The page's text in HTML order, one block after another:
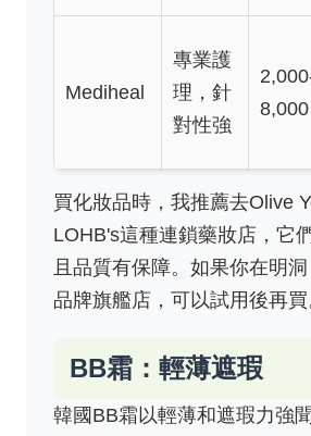
Mediheal
專業護
理，針
對性強
8,000
買化妝品時，我推薦去Olive
LOHB's這種連鎖藥妝店，它
且品質有保障。如果你在明
品牌旗艦店，可以試用後再買
BB霜：輕薄遮瑕
韓國BB霜以輕薄和遮瑕力強